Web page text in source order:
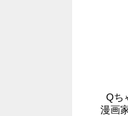
Qち
漫画